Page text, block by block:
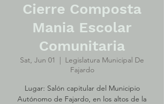
Cierre Composta
Mania Escolar
Comunitaria
Sat, Jun 01
  |
Legislatura Municipal De
Fajardo
Lugar: Salón capitular del Municipio
Autónomo de Fajardo, en los altos de la